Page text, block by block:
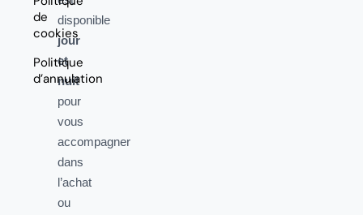
de
cookies
Politique
d’annulation
disponible
jour
et
nuit
pour
vous
accompagner
dans
l’achat
ou